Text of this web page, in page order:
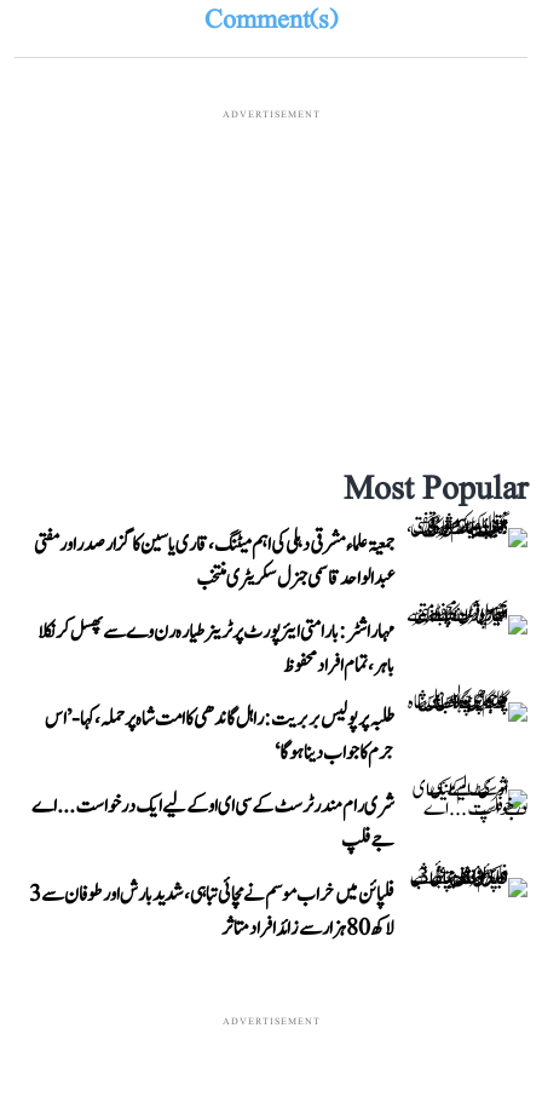
Comment(s)
ADVERTISEMENT
Most Popular
جمعیۃ علماء مشرقی دہلی کی اہم میٹنگ، قاری یاسین کا گزار صدر اور مفتی
عبد الواحد قاسمی جنرل سکریٹری منتخب
مہاراشٹر: بارامتی ایئرپورٹ پر ٹرینر طیارہ رن وے سے پھسل کر نکلا
باہر، تمام افراد محفوظ
طلبہ پر پولیس بربریت: راہل گاندھی کا امت شاہ پر حملہ، کہا- ’اس
جرم کا جواب دینا ہوگا‘
شری رام مندر ٹرسٹ کے سی ای او کے لیے ایک درخواست...اے
جے فلپ
فلپائن میں خراب موسم نے مچائی تباہی، شدید بارش اور طوفان سے 3
لاکھ 80 ہزار سے زائد افراد متاثر
ADVERTISEMENT